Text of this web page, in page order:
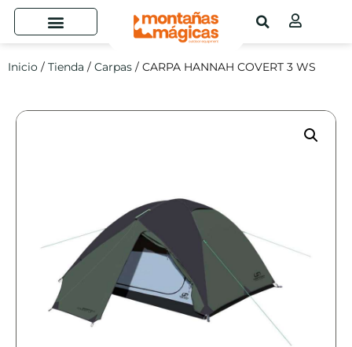
Inicio / Tienda / Carpas / CARPA HANNAH COVERT 3 WS